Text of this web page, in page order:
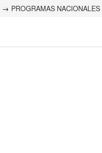
PROGRAMAS NACIONALES